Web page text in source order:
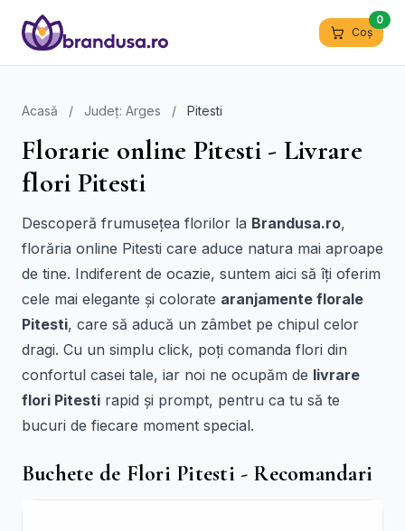
Coș
0
Acasă / Județ: Arges / Pitesti
Florarie online Pitesti - Livrare
flori Pitesti
Descoperă frumusețea florilor la Brandusa.ro,
florăria online Pitesti care aduce natura mai aproape
de tine. Indiferent de ocazie, suntem aici să îți oferim
cele mai elegante și colorate aranjamente florale
Pitesti, care să aducă un zâmbet pe chipul celor
dragi. Cu un simplu click, poți comanda flori din
confortul casei tale, iar noi ne ocupăm de livrare
flori Pitesti rapid și prompt, pentru ca tu să te
bucuri de fiecare moment special.
Buchete de Flori Pitesti - Recomandari